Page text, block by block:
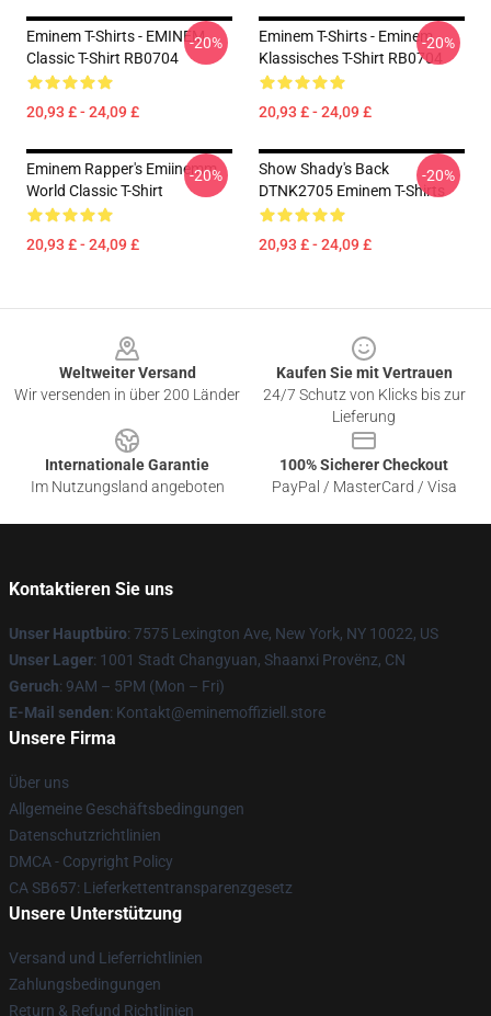
Eminem T-Shirts - EMINEM
Classic T-Shirt RB0704
20,93 £ - 24,09 £
-20%
Eminem T-Shirts - Eminem
Klassisches T-Shirt RB0704
20,93 £ - 24,09 £
-20%
Eminem Rapper's Emiinemm
World Classic T-Shirt
20,93 £ - 24,09 £
-20%
Show Shady's Back
DTNK2705 Eminem T-Shirts
20,93 £ - 24,09 £
-20%
Weltweiter Versand
Wir versenden in über 200 Länder
Kaufen Sie mit Vertrauen
24/7 Schutz von Klicks bis zur
Lieferung
Internationale Garantie
Im Nutzungsland angeboten
100% Sicherer Checkout
PayPal / MasterCard / Visa
Kontaktieren Sie uns
Unser Hauptbüro: 7575 Lexington Ave, New York, NY 10022, US
Unser Lager: 1001 Stadt Changyuan, Shaanxi Provënz, CN
Geruch: 9AM – 5PM (Mon – Fri)
E-Mail senden: Kontakt@eminemoffiziell.store
Unsere Firma
Über uns
Allgemeine Geschäftsbedingungen
Datenschutzrichtlinien
DMCA - Copyright Policy
CA SB657: Lieferkettentransparenzgesetz
Unsere Unterstützung
Versand und Lieferrichtlinien
Zahlungsbedingungen
Return & Refund Richtlinien